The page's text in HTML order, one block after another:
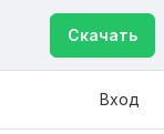
Скачать
Вход